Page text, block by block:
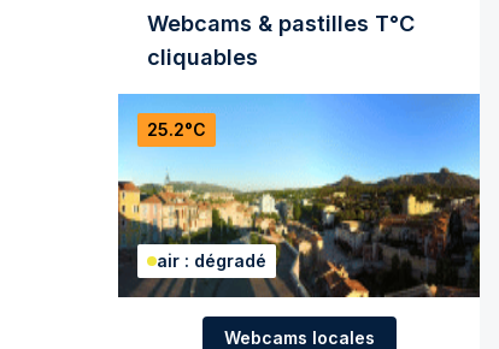
Webcams & pastilles T°C
cliquables
25.2°C
air : dégradé
Webcams locales